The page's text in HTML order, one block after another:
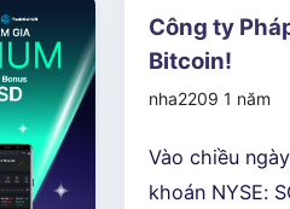
Công ty
Bitcoin!
nha2209 1 năm
Vào chiều
khoán NYSE: